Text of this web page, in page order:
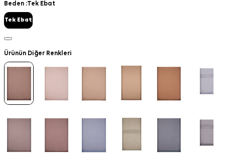
Beden :Tek Ebat
Tek Ebat
Ürünün Diğer Renkleri